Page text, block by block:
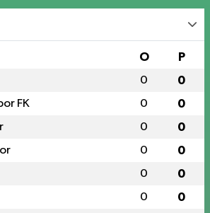
O P
0 0
FK 0 0
0 0
0 0
0 0
0 0